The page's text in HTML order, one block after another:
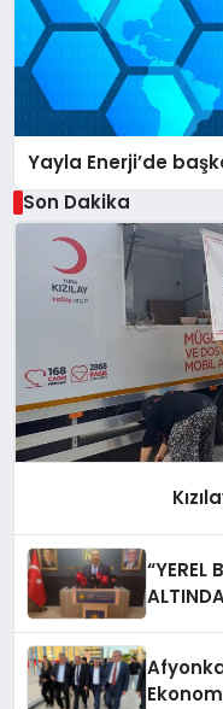
Yayla Enerji’de
Son Dakika
“YEREL